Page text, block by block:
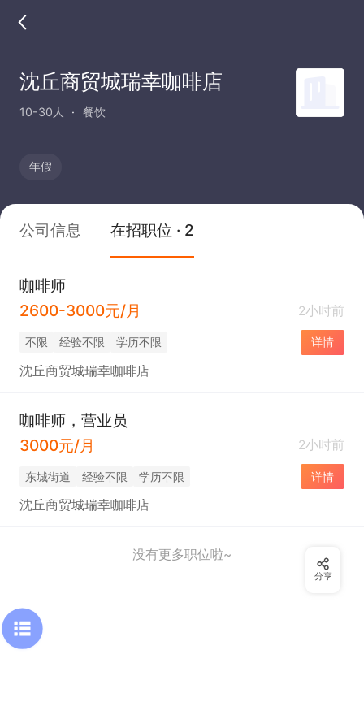
沈丘商贸城瑞幸咖啡店
10-30人 餐饮
年假
公司信息 在招职位 · 2
咖啡师
2600-3000元/月
2小时前
不限 经验不限 学历不限 详情
沈丘商贸城瑞幸咖啡店
咖啡师，营业员
3000元/月
2小时前
东城街道 经验不限 学历不限 详情
沈丘商贸城瑞幸咖啡店
没有更多职位啦~
分享